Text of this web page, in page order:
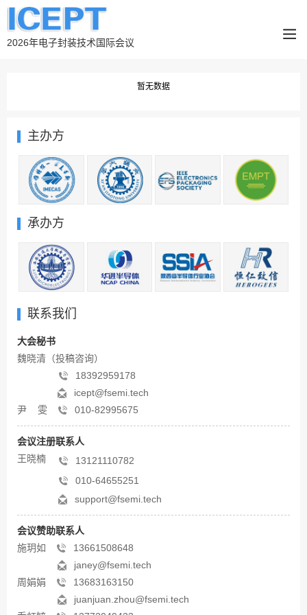
2026年电子封装技术国际会议
暂无数据
主办方
承办方
联系我们
大会秘书
魏晓清（投稿咨询）
18392959178
icept@fsemi.tech
尹 雯
010-82995675
会议注册联系人
王晓楠
13121110782
010-64655251
support@fsemi.tech
会议赞助联系人
施玥如
13661508648
janey@fsemi.tech
周娟娟
13683163150
juanjuan.zhou@fsemi.tech